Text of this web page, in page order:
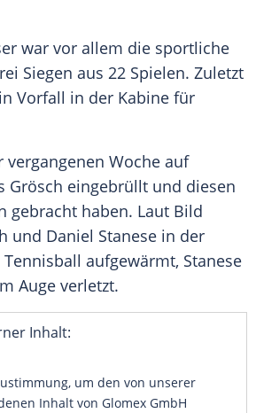
war vor allem die sportliche
Siegen aus 22 Spielen. Zuletzt
Vorfall in der Kabine für
vergangenen Woche auf
Grösch eingebrüllt und diesen
gebracht haben. Laut Bild
und Daniel Stanese in der
aufgewärmt, Stanese
Auge verletzt.
Inhalt:
um den von unserer
Inhalt von Glomex GmbH